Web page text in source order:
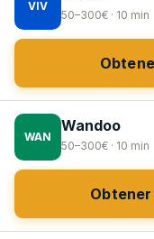
VIV
50–300€ · 10 min
WAN
Wandoo
50–300€ · 10 min